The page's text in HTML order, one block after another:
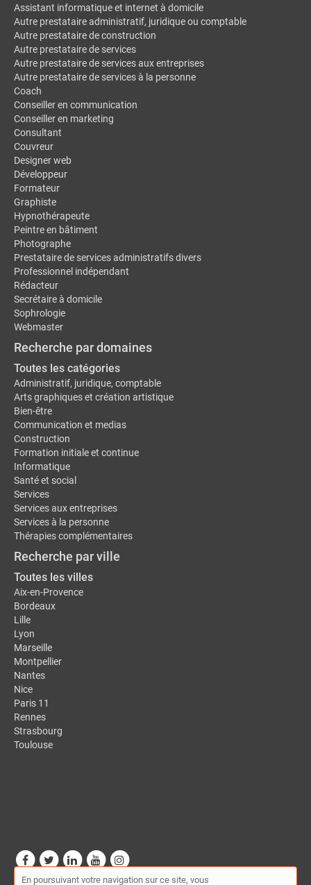
Assistant informatique et internet à domicile
Autre prestataire administratif, juridique ou comptable
Autre prestataire de construction
Autre prestataire de services
Autre prestataire de services aux entreprises
Autre prestataire de services à la personne
Coach
Conseiller en communication
Conseiller en marketing
Consultant
Couvreur
Designer web
Développeur
Formateur
Graphiste
Hypnothérapeute
Peintre en bâtiment
Photographe
Prestataire de services administratifs divers
Professionnel indépendant
Rédacteur
Secrétaire à domicile
Sophrologie
Webmaster
Recherche par domaines
Toutes les catégories
Administratif, juridique, comptable
Arts graphiques et création artistique
Bien-être
Communication et medias
Construction
Formation initiale et continue
Informatique
Santé et social
Services
Services aux entreprises
Services à la personne
Thérapies complémentaires
Recherche par ville
Toutes les villes
Aix-en-Provence
Bordeaux
Lille
Lyon
Marseille
Montpellier
Nantes
Nice
Paris 11
Rennes
Strasbourg
Toulouse
En poursuivant votre navigation sur ce site, vous